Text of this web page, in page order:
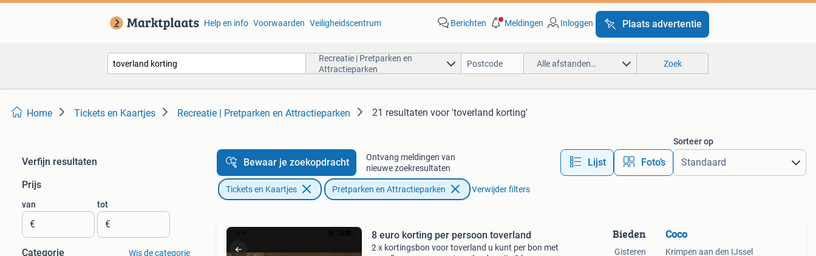
Help en info Voorwaarden Veiligheidscentrum Berichten Meldingen Inloggen Plaats advertentie
Recreatie | Pretparken en
Attractieparken
Alle afstanden… Zoek
Home Tickets en Kaartjes Recreatie | Pretparken en Attractieparken 21 resultaten voor 'toverland korting'
Verfijn resultaten
Prijs
van
€
tot
€
Categorie Wis de categorie
Bewaar je zoekopdracht
Ontvang meldingen van
nieuwe zoekresultaten
Lijst Foto’s
Sorteer op
Tickets en Kaartjes Pretparken en Attractieparken Verwijder filters
8 euro korting per persoon toverland
2 x kortingsbon voor toverland u kunt per bon met
Bieden
Gisteren
Coco
Krimpen aan den IJssel